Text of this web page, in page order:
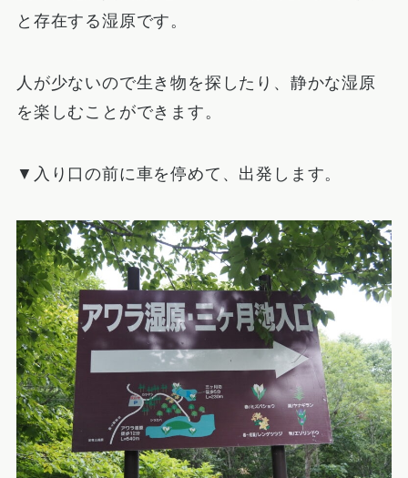
と存在する湿原です。
人が少ないので生き物を探したり、静かな湿原
を楽しむことができます。
▼入り口の前に車を停めて、出発します。